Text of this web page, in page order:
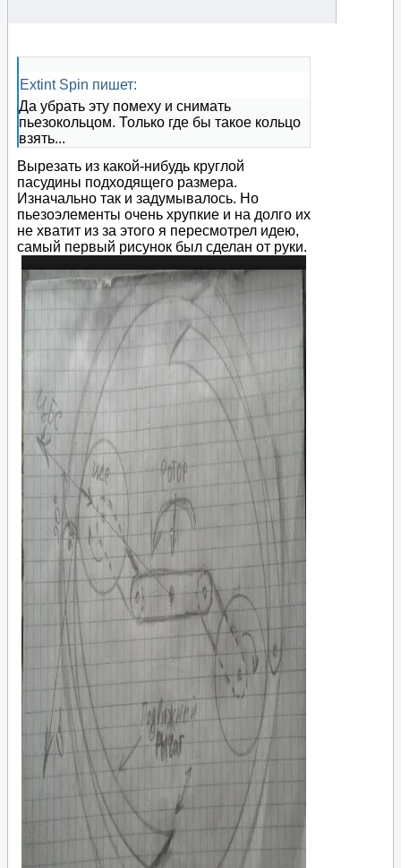
Extint Spin пишет:
Да убрать эту помеху и снимать
пьезокольцом. Только где бы такое кольцо
взять...
Вырезать из какой-нибудь круглой
пасудины подходящего размера.
Изначально так и задумывалось. Но
пьезоэлементы очень хрупкие и на долго их
не хватит из за этого я пересмотрел идею,
самый первый рисунок был сделан от руки.